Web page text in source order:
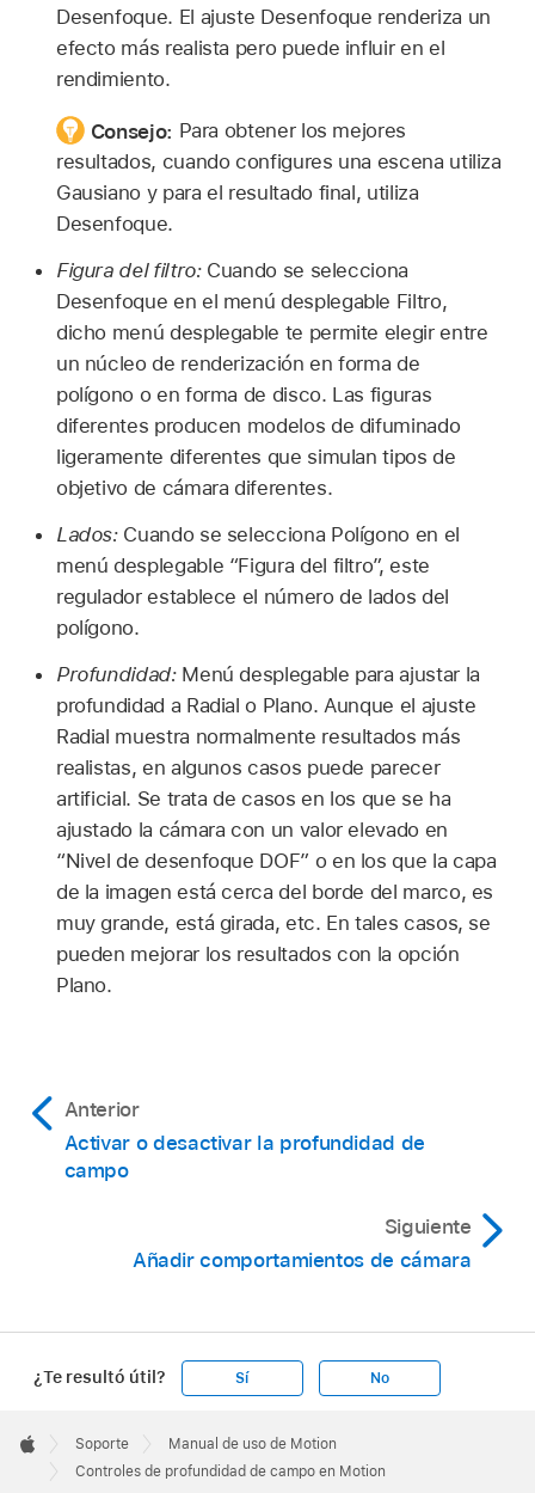
Desenfoque. El ajuste Desenfoque renderiza un
efecto más realista pero puede influir en el
rendimiento.
Consejo: Para obtener los mejores
resultados, cuando configures una escena utiliza
Gausiano y para el resultado final, utiliza
Desenfoque.
Figura del filtro:Cuando se selecciona
Desenfoque en el menú desplegable Filtro,
dicho menú desplegable te permite elegir entre
un núcleo de renderización en forma de
polígono o en forma de disco. Las figuras
diferentes producen modelos de difuminado
ligeramente diferentes que simulan tipos de
objetivo de cámara diferentes.
Lados:Cuando se selecciona Polígono en el
menú desplegable “Figura del filtro”, este
regulador establece el número de lados del
polígono.
Profundidad:Menú desplegable para ajustar la
profundidad a Radial o Plano. Aunque el ajuste
Radial muestra normalmente resultados más
realistas, en algunos casos puede parecer
artificial. Se trata de casos en los que se ha
ajustado la cámara con un valor elevado en
“Nivel de desenfoque DOF” o en los que la capa
de la imagen está cerca del borde del marco, es
muy grande, está girada, etc. En tales casos, se
pueden mejorar los resultados con la opción
Plano.
Anterior
Activar o desactivar la profundidad de
campo
Siguiente
Añadir comportamientos de cámara
¿Te resultó útil? Sí No
Footer

Apple
Soporte
Manual de uso de Motion
Controles de profundidad de campo en Motion